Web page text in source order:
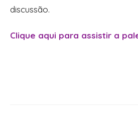
discussão.
Clique aqui para assistir a